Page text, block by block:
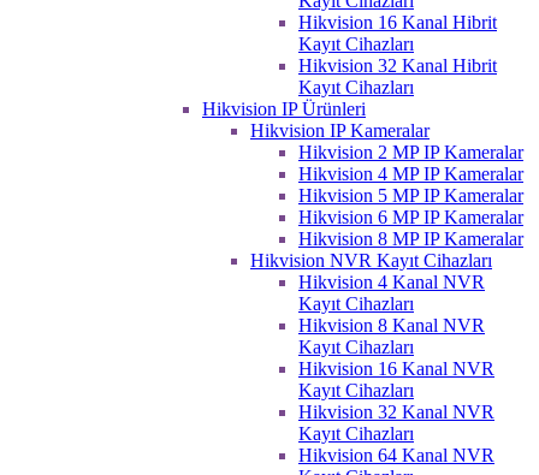
Hikvision 16 Kanal Hibrit
Kayıt Cihazları
Hikvision 32 Kanal Hibrit
Kayıt Cihazları
Hikvision IP Ürünleri
Hikvision IP Kameralar
Hikvision 2 MP IP Kameralar
Hikvision 4 MP IP Kameralar
Hikvision 5 MP IP Kameralar
Hikvision 6 MP IP Kameralar
Hikvision 8 MP IP Kameralar
Hikvision NVR Kayıt Cihazları
Hikvision 4 Kanal NVR
Kayıt Cihazları
Hikvision 8 Kanal NVR
Kayıt Cihazları
Hikvision 16 Kanal NVR
Kayıt Cihazları
Hikvision 32 Kanal NVR
Kayıt Cihazları
Hikvision 64 Kanal NVR